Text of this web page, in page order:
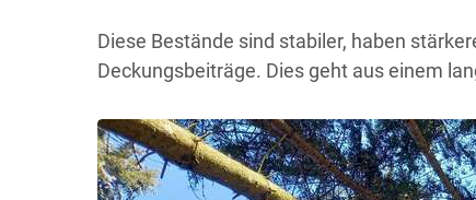
Diese Bestände sind stabiler, haben
Deckungsbeiträge. Dies geht aus einem